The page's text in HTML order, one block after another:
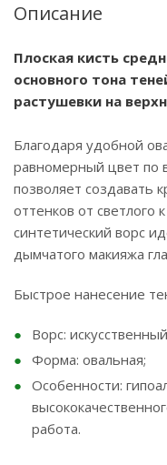
Описание
Плоская кисть
основного тона
растушевки на
Благодаря удобной
равномерный цвет по
позволяет создавать
оттенков от светлого
синтетический ворс
дымчатого макияжа
Быстрое нанесение
Ворс:
Форма: овальная;
Особенности:
работа.